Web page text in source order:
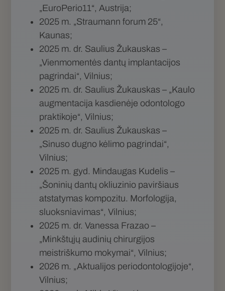
„EuroPerio11“, Austrija;
2025 m. „Straumann forum 25“,
Kaunas;
2025 m. dr. Saulius Žukauskas –
„Vienmomentės dantų implantacijos
pagrindai“, Vilnius;
2025 m. dr. Saulius Žukauskas – „Kaulo
augmentacija kasdienėje odontologo
praktikoje“, Vilnius;
2025 m. dr. Saulius Žukauskas –
„Sinuso dugno kėlimo pagrindai“,
Vilnius;
2025 m. gyd. Mindaugas Kudelis –
„Šoninių dantų okliuzinio paviršiaus
atstatymas kompozitu. Morfologija,
sluoksniavimas“, Vilnius;
2025 m. dr. Vanessa Frazao –
„Minkštųjų audinių chirurgijos
meistriškumo mokymai“, Vilnius;
2026 m. „Aktualijos periodontologijoje“,
Vilnius;